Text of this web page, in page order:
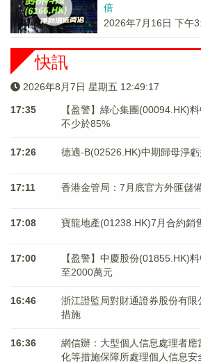
倍
2026年7月16日 下午
快訊
2026年8月7日 星期五 12:49:17
17:35
【盈警】綠心集團(00094.HK)
不少於85%
17:26 德適-B(02526.HK)中期歸母淨
17:11 香港金管局：7月底官方外匯儲
17:08 寶龍地產(01238.HK)7月合約銷
17:00
【盈警】中慶股份(01855.HK)
至2000萬元
16:46
浙江證監局對財通證券股份有限
措施
16:36
網信辦：大型個人信息處理者
化等措施保障所處理個人信息安